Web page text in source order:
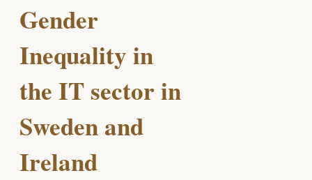
Gender
Inequality in
the IT sector in
Sweden and
Ireland